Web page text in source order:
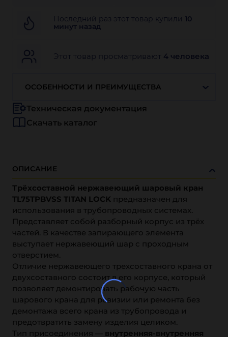
Последний раз этот товар купили 10
минут назад
Этот товар просматривают 4 человека
ОСОБЕННОСТИ И ПРЕИМУЩЕСТВА
Техническая документация
Скачать каталог
ОПИСАНИЕ
Трёхсоставной нержавеющий шаровый кран
TL75TPBVSS TITAN LOCK предназначен для
использования в трубопроводных системах.
Представляет собой разборный корпус из трёх
частей. В качестве запирающего элемента
выступает нержавеющий шар с проходным
отверстием.
Отличие нержавеющего трехсоставного крана от
двухсоставного состоит в его корпусе, который
позволяет демонтировать рабочую часть
шарового крана для ревизии или ремонта без
демонтажа всего крана из трубопровода и
предотвратить замену изделия целиком.
Тип присоединения — внутренняя-внутренняя